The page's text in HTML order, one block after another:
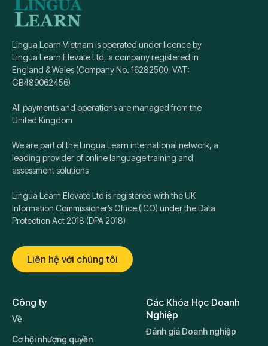
Lingua Learn Vietnam is operated under licence by
Lingua Learn Elevate Ltd, a company registered in
England & Wales (Company No. 16282500, VAT:
GB489062456)
All payments and operations are managed from the
United Kingdom
We are part of the Lingua Learn international network, a
leading provider of online language training and
assessment solutions
Lingua Learn Elevate Ltd is registered with the UK
Information Commissioner’s Office (ICO) under the Data
Protection Act 2018 (DPA 2018)
Liên hệ với chúng tôi
Công ty
Về
Cơ hội nhượng quyền
Các Khóa Học Doanh
Nghiệp
Đánh giá Doanh nghiệp